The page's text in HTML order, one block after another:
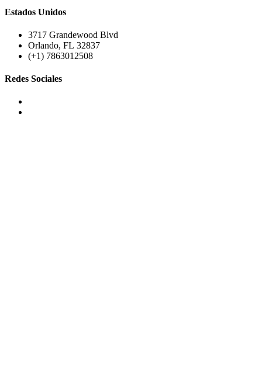
Estados Unidos
3717 Grandewood Blvd
Orlando, FL 32837
(+1) 7863012508
Redes Sociales